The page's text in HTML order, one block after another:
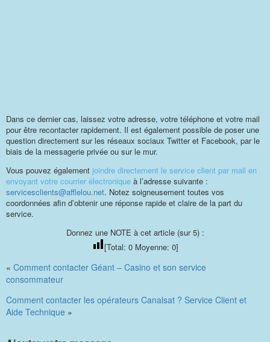
Dans ce dernier cas, laissez votre adresse, votre téléphone et votre mail
pour être recontacter rapidement. Il est également possible de poser une
question directement sur les réseaux sociaux Twitter et Facebook, par le
biais de la messagerie privée ou sur le mur.
Vous pouvez également joindre directement le service client par mail en
envoyant votre courrier électronique à l’adresse suivante :
servicesclients@afflelou.net. Notez soigneusement toutes vos
coordonnées afin d’obtenir une réponse rapide et claire de la part du
service.
Donnez une NOTE à cet article (sur 5) :
[Total: 0Moyenne: 0]
« Comment contacter Géant – Casino et son service
consommateur
Comment contacter les opérateurs Canalsat ? Service Client et
Aide Technique »